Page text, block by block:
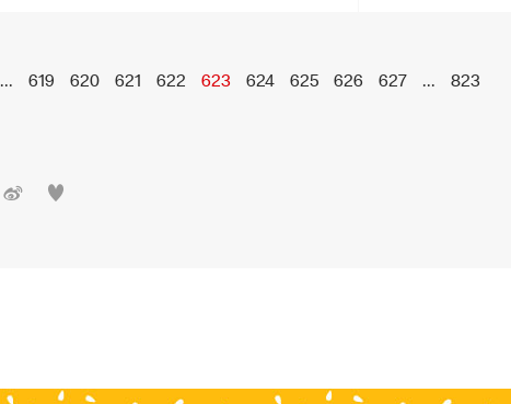
... 619 620 621 622 623 624 625 626 627 ... 823
 